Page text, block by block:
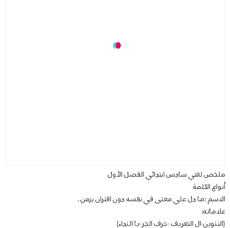
ملخص لغتي سادس ابتدائي الفصل الأول
أنواع الكلمة
الاسم :ما دل علي معنى في نفسه دون اقتران بزمن .
علاماته:
(التنوين-ال التعريف -حرف الجر-يا النداء)